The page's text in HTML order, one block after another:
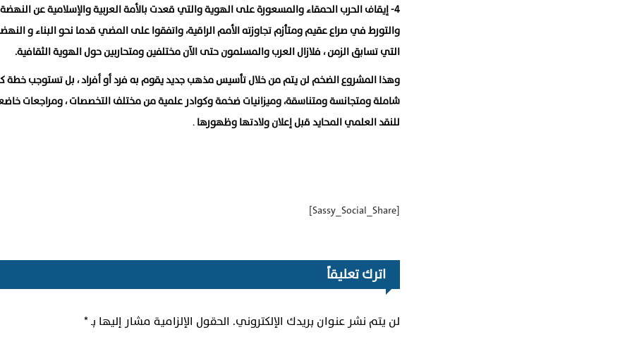
٤- إيقاف الحرب الحمقاء والمسعورة على الهوية والتي قعدت بالأمة العربية والإسلامية عن النهضة
والتورط في صراع عقيم ومتأزم تجاوزته الأمم الراقية، واتفقوا على المضي قدما نحو البناء و
التي تسابق الزمن ، فلازال العرب والمسلمون حتى الآن مختلفين ومتحاربين حول الهوية الثقافية.
وهذا المشروع الضخم لن يتم من خلال تأسيس مذهب جديد يقوم به فرد أو أفراد ، بل تستوجب خطة
شاملة ومتجانسة ومتناسقة، وميزانيات ضخمة وكوادر علمية من مختلف التخصصات ، ومراجعات
للنقد العلمي المحايد قبل إعلان ولادتها وظهورها.
[Sassy_Social_Share]
اترك تعليقاً
لن يتم نشر عنوان بريدك الإلكتروني. الحقول الإلزامية مشار إليها بـ*